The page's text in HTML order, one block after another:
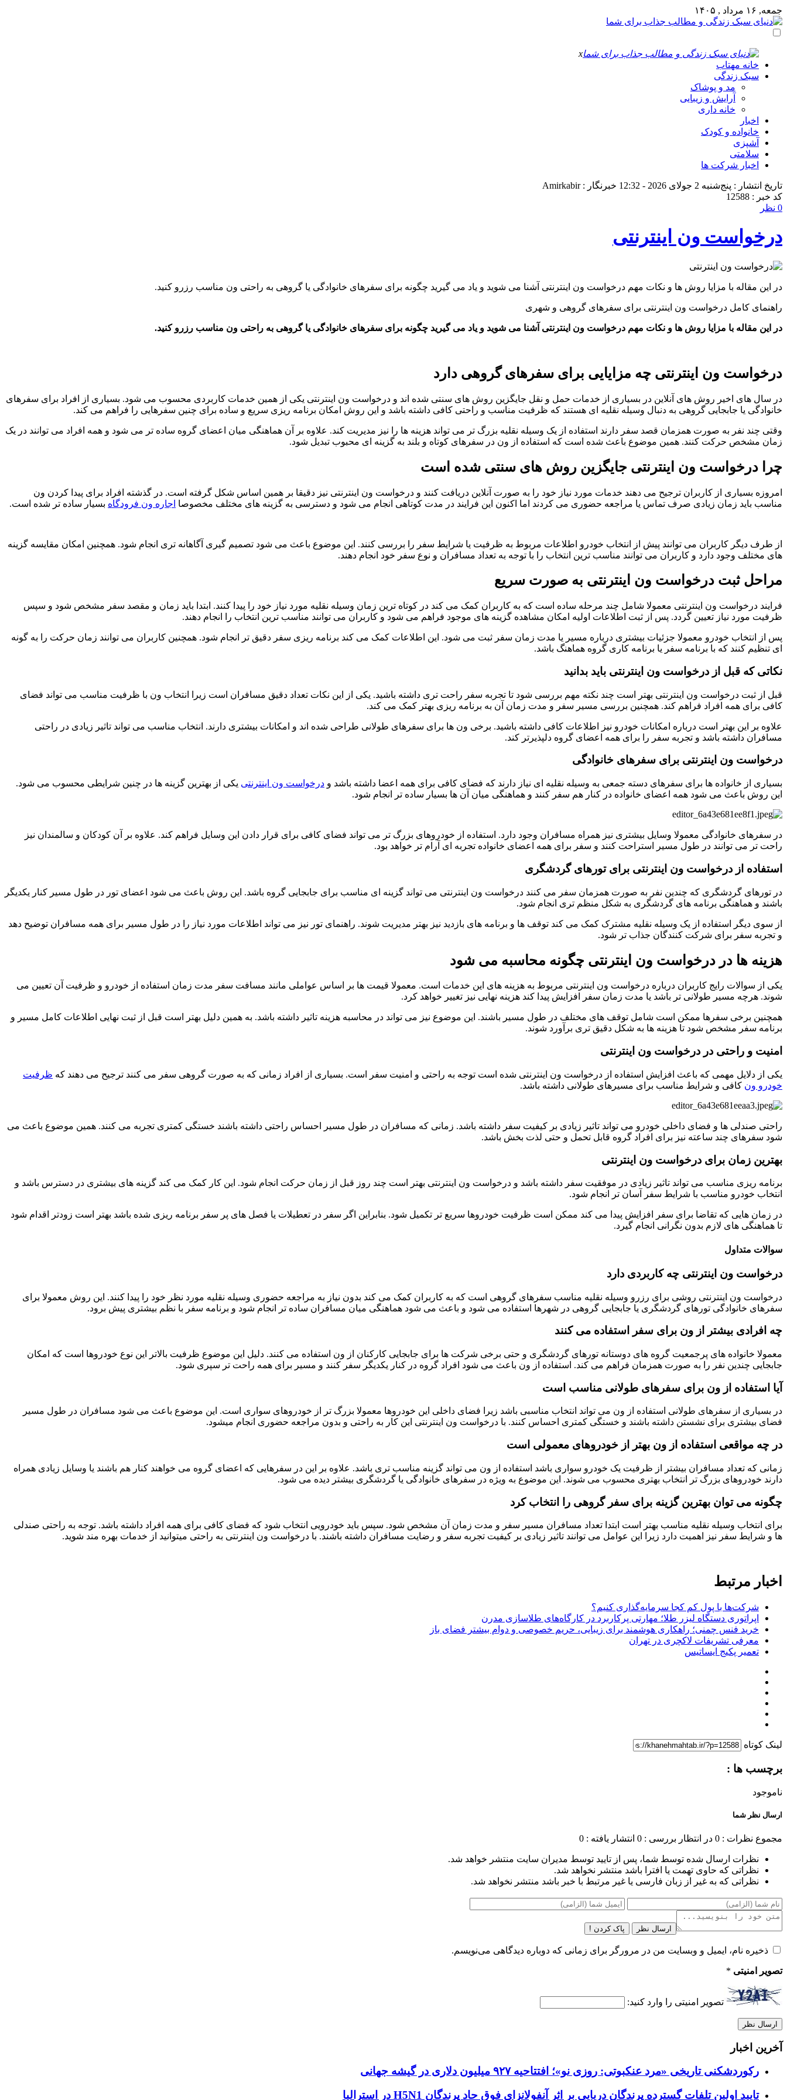
جمعه, ۱۶ مرداد , ۱۴۰۵
x
خانه مهتاب
سبک زندگی
مد و پوشاک
آرایش و زیبایی
خانه داری
اخبار
خانواده و کودک
آشپزی
سلامتی
اخبار شرکت ها
تاریخ انتشار : پنج‌شنبه 2 جولای 2026 - 12:32
خبرنگار : Amirkabir
کد خبر : 12588
0 نظر
درخواست ون اینترنتی
در این مقاله با مزایا روش ها و نکات مهم درخواست ون اینترنتی آشنا می شوید و یاد می گیرید چگونه برای سفرهای خانوادگی یا گروهی به راحتی ون مناسب رزرو کنید.
راهنمای کامل درخواست ون اینترنتی برای سفرهای گروهی و شهری
در این مقاله با مزایا روش ها و نکات مهم درخواست ون اینترنتی آشنا می شوید و یاد می گیرید چگونه برای سفرهای خانوادگی یا گروهی به راحتی ون مناسب رزرو کنید.
درخواست ون اینترنتی چه مزایایی برای سفرهای گروهی دارد
در سال های اخیر روش های آنلاین در بسیاری از خدمات حمل و نقل جایگزین روش های سنتی شده اند و درخواست ون اینترنتی یکی از همین خدمات کاربردی محسوب می شود. بسیاری از افراد برای سفرهای
خانوادگی یا جابجایی گروهی به دنبال وسیله نقلیه ای هستند که ظرفیت مناسب و راحتی کافی داشته باشد و این روش امکان برنامه ریزی سریع و ساده برای چنین سفرهایی را فراهم می کند.
وقتی چند نفر به صورت همزمان قصد سفر دارند استفاده از یک وسیله نقلیه بزرگ تر می تواند هزینه ها را نیز مدیریت کند. علاوه بر آن هماهنگی میان اعضای گروه ساده تر می شود و همه افراد می توانند در یک
زمان مشخص حرکت کنند. همین موضوع باعث شده است که استفاده از ون در سفرهای کوتاه و بلند به گزینه ای محبوب تبدیل شود.
چرا درخواست ون اینترنتی جایگزین روش های سنتی شده است
امروزه بسیاری از کاربران ترجیح می دهند خدمات مورد نیاز خود را به صورت آنلاین دریافت کنند و درخواست ون اینترنتی نیز دقیقا بر همین اساس شکل گرفته است. در گذشته افراد برای پیدا کردن ون
مناسب باید زمان زیادی صرف تماس یا مراجعه حضوری می کردند اما اکنون این فرایند در مدت کوتاهی انجام می شود و دسترسی به گزینه های مختلف مخصوصا اجاره ون فرودگاه بسیار ساده تر شده است.
از طرف دیگر کاربران می توانند پیش از انتخاب خودرو اطلاعات مربوط به ظرفیت یا شرایط سفر را بررسی کنند. این موضوع باعث می شود تصمیم گیری آگاهانه تری انجام شود. همچنین امکان مقایسه گزینه
های مختلف وجود دارد و کاربران می توانند مناسب ترین انتخاب را با توجه به تعداد مسافران و نوع سفر خود انجام دهند.
مراحل ثبت درخواست ون اینترنتی به صورت سریع
فرایند درخواست ون اینترنتی معمولا شامل چند مرحله ساده است که به کاربران کمک می کند در کوتاه ترین زمان وسیله نقلیه مورد نیاز خود را پیدا کنند. ابتدا باید زمان و مقصد سفر مشخص شود و سپس
ظرفیت مورد نیاز تعیین گردد. پس از ثبت اطلاعات اولیه امکان مشاهده گزینه های موجود فراهم می شود و کاربران می توانند مناسب ترین انتخاب را انجام دهند.
پس از انتخاب خودرو معمولا جزئیات بیشتری درباره مسیر یا مدت زمان سفر ثبت می شود. این اطلاعات کمک می کند برنامه ریزی سفر دقیق تر انجام شود. همچنین کاربران می توانند زمان حرکت را به گونه
ای تنظیم کنند که با برنامه سفر یا برنامه کاری گروه هماهنگ باشد.
نکاتی که قبل از درخواست ون اینترنتی باید بدانید
قبل از ثبت درخواست ون اینترنتی بهتر است چند نکته مهم بررسی شود تا تجربه سفر راحت تری داشته باشید. یکی از این نکات تعداد دقیق مسافران است زیرا انتخاب ون با ظرفیت مناسب می تواند فضای
کافی برای همه افراد فراهم کند. همچنین بررسی مسیر سفر و مدت زمان آن به برنامه ریزی بهتر کمک می کند.
علاوه بر این بهتر است درباره امکانات خودرو نیز اطلاعات کافی داشته باشید. برخی ون ها برای سفرهای طولانی طراحی شده اند و امکانات بیشتری دارند. انتخاب مناسب می تواند تاثیر زیادی در راحتی
مسافران داشته باشد و تجربه سفر را برای همه اعضای گروه دلپذیرتر کند.
درخواست ون اینترنتی برای سفرهای خانوادگی
بسیاری از خانواده ها برای سفرهای دسته جمعی به وسیله نقلیه ای نیاز دارند که فضای کافی برای همه اعضا داشته باشد و درخواست ون اینترنتی یکی از بهترین گزینه ها در چنین شرایطی محسوب می شود.
این روش باعث می شود همه اعضای خانواده در کنار هم سفر کنند و هماهنگی میان آن ها بسیار ساده تر انجام شود.
در سفرهای خانوادگی معمولا وسایل بیشتری نیز همراه مسافران وجود دارد. استفاده از خودروهای بزرگ تر می تواند فضای کافی برای قرار دادن این وسایل فراهم کند. علاوه بر آن کودکان و سالمندان نیز
راحت تر می توانند در طول مسیر استراحت کنند و سفر برای همه اعضای خانواده تجربه ای آرام تر خواهد بود.
استفاده از درخواست ون اینترنتی برای تورهای گردشگری
در تورهای گردشگری که چندین نفر به صورت همزمان سفر می کنند درخواست ون اینترنتی می تواند گزینه ای مناسب برای جابجایی گروه باشد. این روش باعث می شود اعضای تور در طول مسیر کنار یکدیگر
باشند و هماهنگی برنامه های گردشگری به شکل منظم تری انجام شود.
از سوی دیگر استفاده از یک وسیله نقلیه مشترک کمک می کند توقف ها و برنامه های بازدید نیز بهتر مدیریت شوند. راهنمای تور نیز می تواند اطلاعات مورد نیاز را در طول مسیر برای همه مسافران توضیح دهد
و تجربه سفر برای شرکت کنندگان جذاب تر شود.
هزینه ها در درخواست ون اینترنتی چگونه محاسبه می شود
یکی از سوالات رایج کاربران درباره درخواست ون اینترنتی مربوط به هزینه های این خدمات است. معمولا قیمت ها بر اساس عواملی مانند مسافت سفر مدت زمان استفاده از خودرو و ظرفیت آن تعیین می
شوند. هرچه مسیر طولانی تر باشد یا مدت زمان سفر افزایش پیدا کند هزینه نهایی نیز تغییر خواهد کرد.
همچنین برخی سفرها ممکن است شامل توقف های مختلف در طول مسیر باشند. این موضوع نیز می تواند در محاسبه هزینه تاثیر داشته باشد. به همین دلیل بهتر است قبل از ثبت نهایی اطلاعات کامل مسیر و
برنامه سفر مشخص شود تا هزینه ها به شکل دقیق تری برآورد شوند.
امنیت و راحتی در درخواست ون اینترنتی
یکی از دلایل مهمی که باعث افزایش استفاده از درخواست ون اینترنتی شده است توجه به راحتی و امنیت سفر است. بسیاری از افراد زمانی که به صورت گروهی سفر می کنند ترجیح می دهند که ظرفیت
خودرو ون کافی و شرایط مناسب برای مسیرهای طولانی داشته باشد.
راحتی صندلی ها و فضای داخلی خودرو می تواند تاثیر زیادی بر کیفیت سفر داشته باشد. زمانی که مسافران در طول مسیر احساس راحتی داشته باشند خستگی کمتری تجربه می کنند. همین موضوع باعث می
شود سفرهای چند ساعته نیز برای افراد گروه قابل تحمل و حتی لذت بخش باشد.
بهترین زمان برای درخواست ون اینترنتی
برنامه ریزی مناسب می تواند تاثیر زیادی در موفقیت سفر داشته باشد و درخواست ون اینترنتی بهتر است چند روز قبل از زمان حرکت انجام شود. این کار کمک می کند گزینه های بیشتری در دسترس باشد و
انتخاب خودرو مناسب با شرایط سفر آسان تر انجام شود.
در زمان هایی که تقاضا برای سفر افزایش پیدا می کند ممکن است ظرفیت خودروها سریع تر تکمیل شود. بنابراین اگر سفر در تعطیلات یا فصل های پر سفر برنامه ریزی شده باشد بهتر است زودتر اقدام شود
تا هماهنگی های لازم بدون نگرانی انجام گیرد.
سوالات متداول
درخواست ون اینترنتی چه کاربردی دارد
درخواست ون اینترنتی روشی برای رزرو وسیله نقلیه مناسب سفرهای گروهی است که به کاربران کمک می کند بدون نیاز به مراجعه حضوری وسیله نقلیه مورد نظر خود را پیدا کنند. این روش معمولا برای
سفرهای خانوادگی تورهای گردشگری یا جابجایی گروهی در شهرها استفاده می شود و باعث می شود هماهنگی میان مسافران ساده تر انجام شود و برنامه سفر با نظم بیشتری پیش برود.
چه افرادی بیشتر از ون برای سفر استفاده می کنند
معمولا خانواده های پرجمعیت گروه های دوستانه تورهای گردشگری و حتی برخی شرکت ها برای جابجایی کارکنان از ون استفاده می کنند. دلیل این موضوع ظرفیت بالاتر این نوع خودروها است که امکان
جابجایی چندین نفر را به صورت همزمان فراهم می کند. استفاده از ون باعث می شود افراد گروه در کنار یکدیگر سفر کنند و مسیر برای همه راحت تر سپری شود.
آیا استفاده از ون برای سفرهای طولانی مناسب است
در بسیاری از سفرهای طولانی استفاده از ون می تواند انتخاب مناسبی باشد زیرا فضای داخلی این خودروها معمولا بزرگ تر از خودروهای سواری است. این موضوع باعث می شود مسافران در طول مسیر
فضای بیشتری برای نشستن داشته باشند و خستگی کمتری احساس کنند. با درخواست ون اینترنتی این کار به راحتی و بدون مراجعه حضوری انجام میشود.
در چه مواقعی استفاده از ون بهتر از خودروهای معمولی است
زمانی که تعداد مسافران بیشتر از ظرفیت یک خودرو سواری باشد استفاده از ون می تواند گزینه مناسب تری باشد. علاوه بر این در سفرهایی که اعضای گروه می خواهند کنار هم باشند یا وسایل زیادی همراه
دارند خودروهای بزرگ تر انتخاب بهتری محسوب می شوند. این موضوع به ویژه در سفرهای خانوادگی یا گردشگری بیشتر دیده می شود.
چگونه می توان بهترین گزینه برای سفر گروهی را انتخاب کرد
برای انتخاب وسیله نقلیه مناسب بهتر است ابتدا تعداد مسافران مسیر سفر و مدت زمان آن مشخص شود. سپس باید خودرویی انتخاب شود که فضای کافی برای همه افراد داشته باشد. توجه به راحتی صندلی
ها و شرایط سفر نیز اهمیت دارد زیرا این عوامل می توانند تاثیر زیادی بر کیفیت تجربه سفر و رضایت مسافران داشته باشند. با درخواست ون اینترنتی به راحتی میتوانید از خدمات بهره مند شوید.
اخبار مرتبط
شرکت‌ها با پول کم کجا سرمایه‌گذاری کنیم؟
اپراتوری دستگاه لیزر طلا؛ مهارتی پرکاربرد در کارگاه‌های طلاسازی مدرن
خرید فنس چمنی؛ راهکاری هوشمند برای زیبایی، حریم خصوصی و دوام بیشتر فضای باز
معرفی تشریفات لاکچری در تهران
تعمیر پکیج ایساتیس
لینک کوتاه
برچسب ها :
ناموجود
ارسال نظر شما
مجموع نظرات : 0 در انتظار بررسی : 0 انتشار یافته : 0
نظرات ارسال شده توسط شما، پس از تایید توسط مدیران سایت منتشر خواهد شد.
نظراتی که حاوی تهمت یا افترا باشد منتشر نخواهد شد.
نظراتی که به غیر از زبان فارسی یا غیر مرتبط با خبر باشد منتشر نخواهد شد.
ارسال نظر پاک کردن !
ذخیره نام، ایمیل و وبسایت من در مرورگر برای زمانی که دوباره دیدگاهی می‌نویسم.
تصویر امنیتی *
تصویر امنیتی را وارد کنید:
آخرین اخبار
رکوردشکنی تاریخی «مرد عنکبوتی: روزی نو»؛ افتتاحیه ۹۲۷ میلیون دلاری در گیشه جهانی
تایید اولین تلفات گسترده پرندگان دریایی بر اثر آنفولانزای فوق حاد پرندگان H5N1 در استرالیا